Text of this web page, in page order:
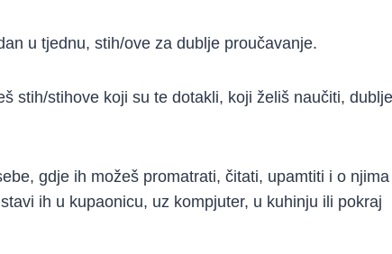
u tjednu, stih/ove za dublje proučavanje.
stih/stihove koji su te dotakli, koji želiš naučiti,
gdje ih možeš promatrati, čitati, upamtiti i o njima
ih u kupaonicu, uz kompjuter, u kuhinju ili pokraj